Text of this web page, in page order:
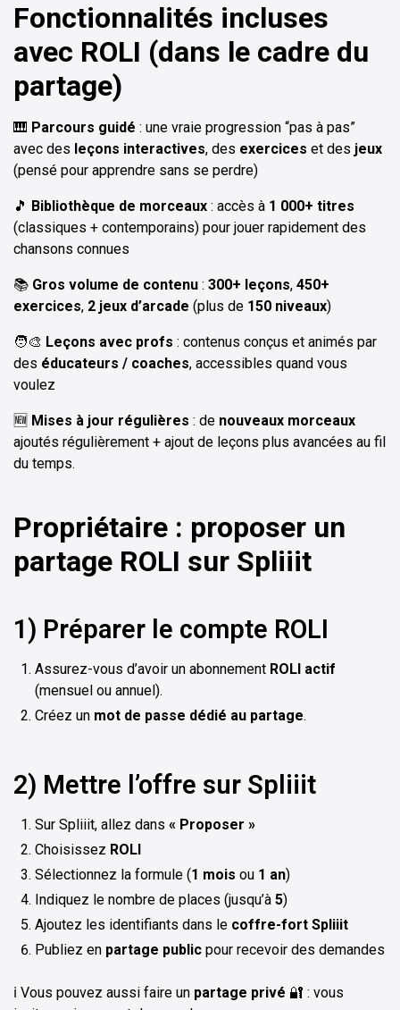
Fonctionnalités incluses
avec ROLI (dans le cadre du
partage)
🎹 Parcours guidé : une vraie progression “pas à pas”
avec des leçons interactives, des exercices et des jeux
(pensé pour apprendre sans se perdre)
🎵 Bibliothèque de morceaux : accès à 1 000+ titres
(classiques + contemporains) pour jouer rapidement des
chansons connues
📚 Gros volume de contenu : 300+ leçons, 450+
exercices, 2 jeux d’arcade (plus de 150 niveaux)
🧑‍🎨 Leçons avec profs : contenus conçus et animés par
des éducateurs / coaches, accessibles quand vous
voulez
🆕 Mises à jour régulières : de nouveaux morceaux
ajoutés régulièrement + ajout de leçons plus avancées au fil
du temps.
Propriétaire : proposer un
partage ROLI sur Spliiit
1) Préparer le compte ROLI
Assurez-vous d’avoir un abonnement ROLI actif
(mensuel ou annuel).
Créez un mot de passe dédié au partage.
2) Mettre l’offre sur Spliiit
Sur Spliiit, allez dans « Proposer »
Choisissez ROLI
Sélectionnez la formule (1 mois ou 1 an)
Indiquez le nombre de places (jusqu’à 5)
Ajoutez les identifiants dans le coffre-fort Spliiit
Publiez en partage public pour recevoir des demandes
ℹ️ Vous pouvez aussi faire un partage privé 🔐 : vous